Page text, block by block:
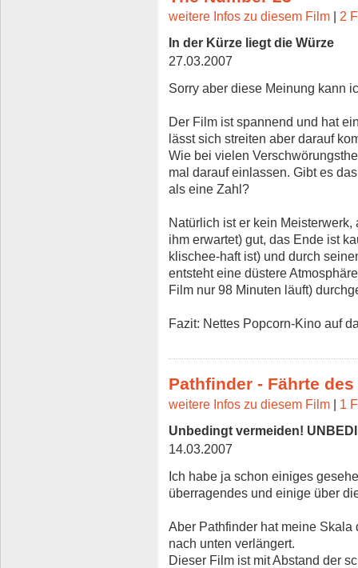
weitere Infos zu diesem Film | 2
In der Kürze liegt die Würze
27.03.2007
Sorry aber diese Meinung kann
Der Film ist spannend und hat
lässt sich streiten aber darauf
Wie bei vielen
mal darauf einlassen. Gibt es
als eine Zahl?
Natürlich ist er kein
ihm erwartet) gut, das Ende ist
klischee-haft ist) und durch
entsteht eine düstere
Film nur 98 Minuten läuft)
Fazit: Nettes Popcorn-Kino auf
Pathfinder - Fährte
weitere Infos zu diesem Film | 1
Unbedingt vermeiden!
14.03.2007
Ich habe ja schon einiges
überragendes und einige über
Aber Pathfinder hat meine
nach unten verlängert.
Dieser Film ist mit Abstand der